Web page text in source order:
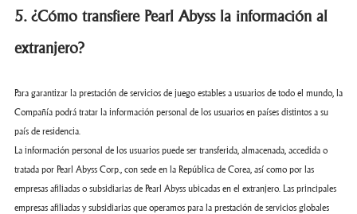
5. ¿Cómo transfiere Pearl Abyss la información al
extranjero?
Para garantizar la prestación de servicios de juego estables a usuarios de todo el mundo, la
Compañía podrá tratar la información personal de los usuarios en países distintos a su
país de residencia.
La información personal de los usuarios puede ser transferida, almacenada, accedida o
tratada por Pearl Abyss Corp., con sede en la República de Corea, así como por las
empresas afiliadas o subsidiarias de Pearl Abyss ubicadas en el extranjero. Las principales
empresas afiliadas y subsidiarias que operamos para la prestación de servicios globales